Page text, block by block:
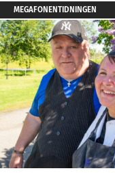
MEGAFONENTIDNINGEN